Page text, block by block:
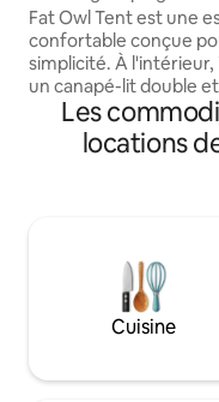
Owl avec spa
Fat Owl Tent est une
confortable conçue
simplicité. À l'intérieur,
un canapé-lit double
pour un maximum de
que l'électricité et la
climatisation/chauffage. Votre salle
barbecue au gaz et
réfrigérateur et un
une vue sur les
dispose également
Les
locations
Cuisine